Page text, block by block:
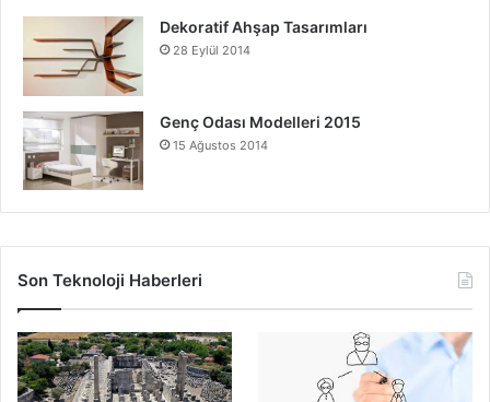
Dekoratif Ahşap Tasarımları
28 Eylül 2014
Genç Odası Modelleri 2015
15 Ağustos 2014
Son Teknoloji Haberleri